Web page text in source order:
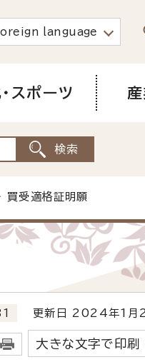
language
スポーツ 産
買受適格証明願
更新日 2024年1月
大きな文字で印刷